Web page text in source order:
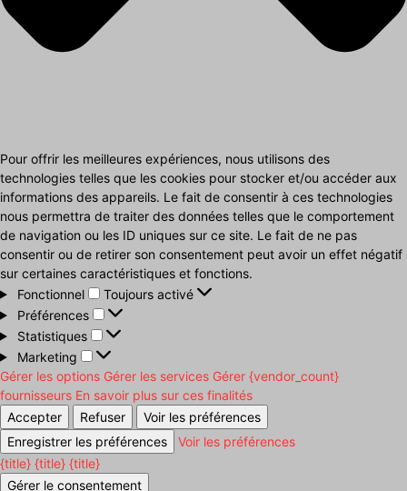
Pour offrir les meilleures expériences, nous utilisons des
technologies telles que les cookies pour stocker et/ou accéder aux
informations des appareils. Le fait de consentir à ces technologies
nous permettra de traiter des données telles que le comportement
de navigation ou les ID uniques sur ce site. Le fait de ne pas
consentir ou de retirer son consentement peut avoir un effet négatif
sur certaines caractéristiques et fonctions.
Fonctionnel
Fonctionnel
Toujours activé
Préférences
Préférences
Statistiques
Statistiques
Marketing
Marketing
Gérer les options Gérer les services Gérer {vendor_count}
fournisseurs En savoir plus sur ces finalités
Accepter
Refuser
Voir les préférences
Enregistrer les préférences
Voir les préférences
{title} {title} {title}
Gérer le consentement